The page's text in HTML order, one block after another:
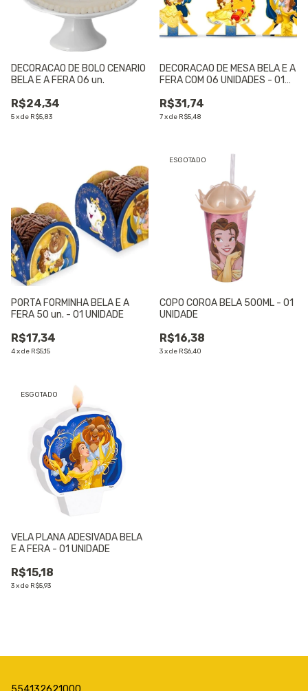
DECORACAO DE BOLO CENARIO
BELA E A FERA 06 un.
R$24,34
5xde R$5,83
DECORACAO DE MESA BELA E A
FERA COM 06 UNIDADES - 01
R$31,74
7xde R$5,48
PORTA FORMINHA BELA E A
FERA 50 un. - 01 UNIDADE
R$17,34
4xde R$5,15
ESGOTADO
COPO COROA BELA 500ML - 01
UNIDADE
R$16,38
3xde R$6,40
ESGOTADO
VELA PLANA ADESIVADA BELA
E A FERA - 01 UNIDADE
R$15,18
3xde R$5,93